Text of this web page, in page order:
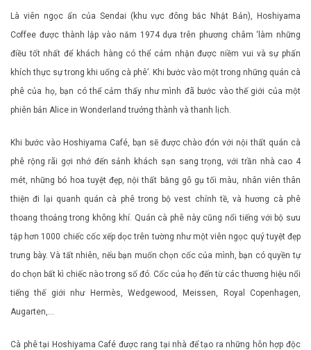
Là viên ngọc ẩn của Sendai (khu vực đông bắc Nhật Bản), Hoshiyama
Coffee được thành lập vào năm 1974 dựa trên phương châm ‘làm những
điều tốt nhất để khách hàng có thể cảm nhận được niềm vui và sự phấn
khích thực sự trong khi uống cà phê’. Khi bước vào một trong những quán cà
phê của họ, bạn có thể cảm thấy như mình đã bước vào thế giới của một
phiên bản Alice in Wonderland trưởng thành và thanh lịch.
Khi bước vào Hoshiyama Café, bạn sẽ được chào đón với nội thất quán cà
phê rộng rãi gợi nhớ đến sảnh khách sạn sang trọng, với trần nhà cao 4
mét, những bó hoa tuyệt đẹp, nội thất bằng gỗ gụ tối màu, nhân viên thân
thiện đi lại quanh quán cà phê trong bộ vest chỉnh tề, và hương cà phê
thoang thoảng trong không khí. Quán cà phê này cũng nổi tiếng với bộ sưu
tập hơn 1000 chiếc cốc xếp dọc trên tường như một viên ngọc quý tuyệt đẹp
trưng bày. Và tất nhiên, nếu bạn muốn chọn cốc của mình, bạn có quyền tự
do chọn bất kì chiếc nào trong số đó. Cốc của họ đến từ các thương hiệu nổi
tiếng thế giới như Hermès, Wedgewood, Meissen, Royal Copenhagen,
Augarten,…
Cà phê tại Hoshiyama Café được rang tại nhà để tạo ra những hỗn hợp độc